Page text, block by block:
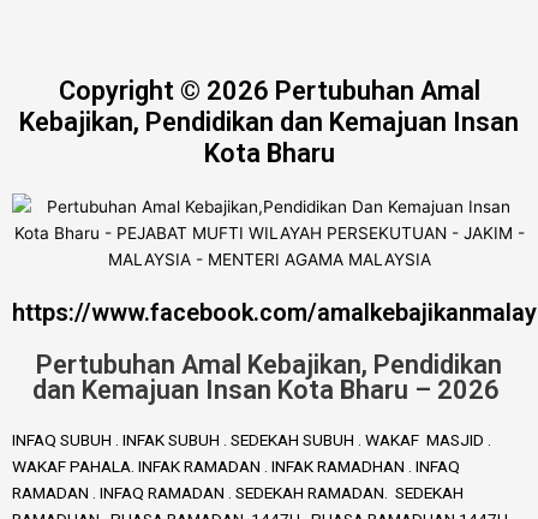
Copyright © 2026 Pertubuhan Amal
Kebajikan, Pendidikan dan Kemajuan Insan
Kota Bharu
https://www.facebook.com/
Pertubuhan Amal Kebajikan, Pendidikan
dan Kemajuan Insan Kota Bharu – 2026
INFAQ SUBUH . INFAK SUBUH . SEDEKAH SUBUH . WAKAF MASJID .
WAKAF PAHALA. INFAK RAMADAN . INFAK RAMADHAN . INFAQ
RAMADAN . INFAQ RAMADAN . SEDEKAH RAMADAN. SEDEKAH